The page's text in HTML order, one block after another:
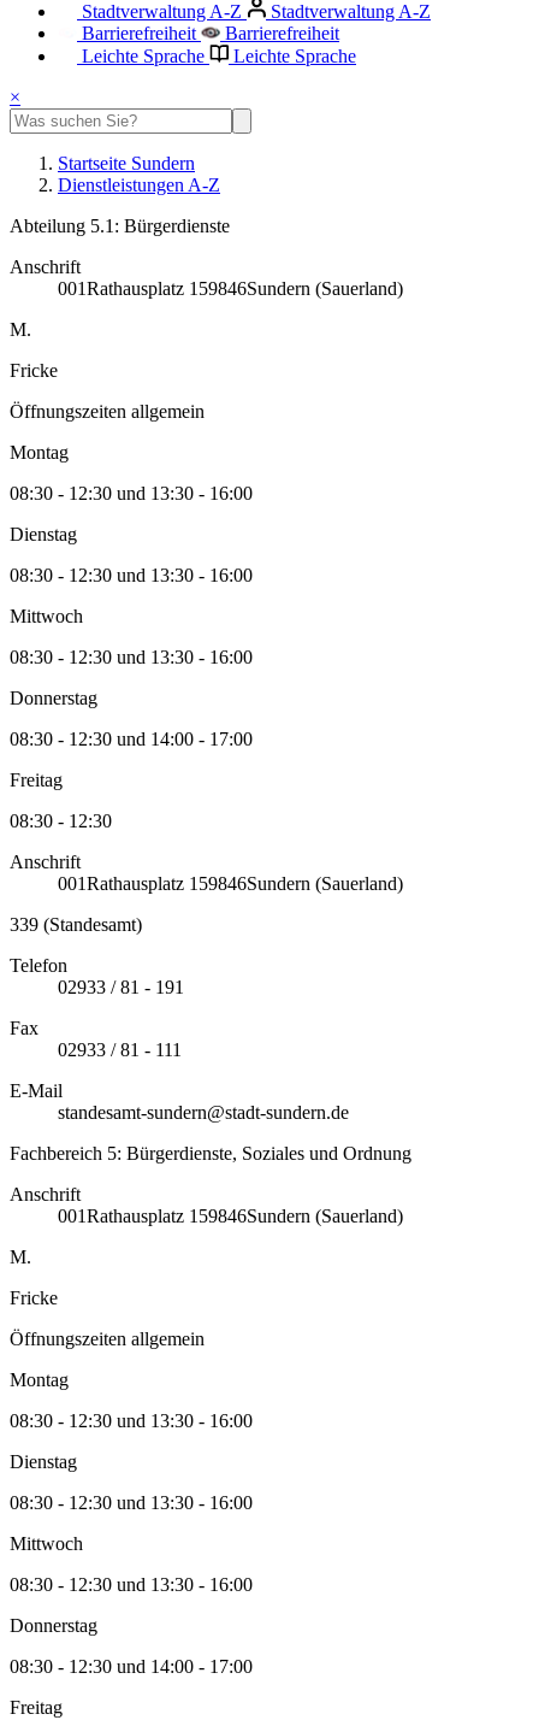
Stadtverwaltung A-Z
Stadtverwaltung A-Z
Barrierefreiheit
Barrierefreiheit
Leichte Sprache
Leichte Sprache
×
Startseite Sundern
Dienstleistungen A-Z
Abteilung 5.1: Bürgerdienste
Anschrift
001Rathausplatz 1 59846Sundern (Sauerland)
M.
Fricke
Öffnungszeiten allgemein
Montag
08:30 - 12:30 und 13:30 - 16:00
Dienstag
08:30 - 12:30 und 13:30 - 16:00
Mittwoch
08:30 - 12:30 und 13:30 - 16:00
Donnerstag
08:30 - 12:30 und 14:00 - 17:00
Freitag
08:30 - 12:30
Anschrift
001Rathausplatz 1 59846Sundern (Sauerland)
339 (Standesamt)
Telefon
02933 / 81 - 191
Fax
02933 / 81 - 111
E-Mail
standesamt-sundern@stadt-sundern.de
Fachbereich 5: Bürgerdienste, Soziales und Ordnung
Anschrift
001Rathausplatz 1 59846Sundern (Sauerland)
M.
Fricke
Öffnungszeiten allgemein
Montag
08:30 - 12:30 und 13:30 - 16:00
Dienstag
08:30 - 12:30 und 13:30 - 16:00
Mittwoch
08:30 - 12:30 und 13:30 - 16:00
Donnerstag
08:30 - 12:30 und 14:00 - 17:00
Freitag